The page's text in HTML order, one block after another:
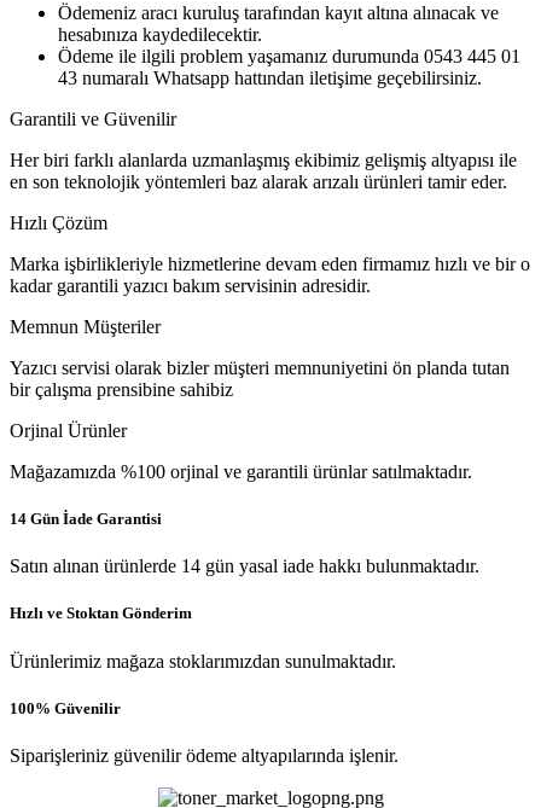
Ödemeniz aracı kuruluş tarafından kayıt altına alınacak ve
hesabınıza kaydedilecektir.
Ödeme ile ilgili problem yaşamanız durumunda 0543 445 01
43 numaralı Whatsapp hattından iletişime geçebilirsiniz.
Garantili ve Güvenilir
Her biri farklı alanlarda uzmanlaşmış ekibimiz gelişmiş altyapısı ile
en son teknolojik yöntemleri baz alarak arızalı ürünleri tamir eder.
Hızlı Çözüm
Marka işbirlikleriyle hizmetlerine devam eden firmamız hızlı ve bir o
kadar garantili yazıcı bakım servisinin adresidir.
Memnun Müşteriler
Yazıcı servisi olarak bizler müşteri memnuniyetini ön planda tutan
bir çalışma prensibine sahibiz
Orjinal Ürünler
Mağazamızda %100 orjinal ve garantili ürünlar satılmaktadır.
14 Gün İade Garantisi
Satın alınan ürünlerde 14 gün yasal iade hakkı bulunmaktadır.
Hızlı ve Stoktan Gönderim
Ürünlerimiz mağaza stoklarımızdan sunulmaktadır.
100% Güvenilir
Siparişleriniz güvenilir ödeme altyapılarında işlenir.